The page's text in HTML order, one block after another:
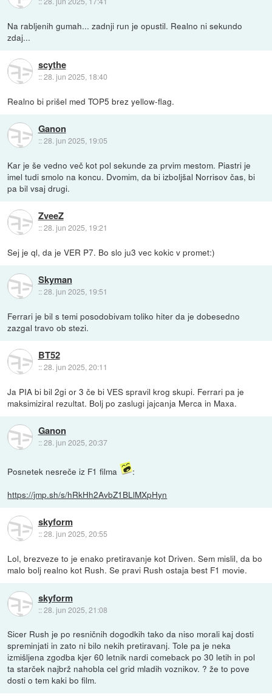
Na rabljenih gumah... zadnji run je opustil. Realno ni sekundo
zdaj...
scythe
::28. jun 2025, 18:40
Realno bi prišel med TOP5 brez yellow-flag.
Ganon
::28. jun 2025, 19:05
Kar je še vedno več kot pol sekunde za prvim mestom. Piastri je
imel tudi smolo na koncu. Dvomim, da bi izboljšal Norrisov čas, bi
pa bil vsaj drugi.
ZveeZ
::28. jun 2025, 19:21
Sej je ql, da je VER P7. Bo slo ju3 vec kokic v promet:)
Skyman
::28. jun 2025, 19:51
Ferrari je bil s temi posodobivam toliko hiter da je dobesedno
zazgal travo ob stezi.
BT52
::28. jun 2025, 20:11
Ja PIA bi bil 2gi or 3 če bi VES spravil krog skupi. Ferrari pa je
maksimiziral rezultat. Bolj po zaslugi jajcanja Merca in Maxa.
Ganon
::28. jun 2025, 20:37
Posnetek nesreče iz F1 filma
:
https://jmp.sh/s/hRkHh2AvbZ1BLlMXpHyn
skyform
::28. jun 2025, 20:55
Lol, brezveze to je enako pretiravanje kot Driven. Sem mislil, da bo
malo bolj realno kot Rush. Se pravi Rush ostaja best F1 movie.
skyform
::28. jun 2025, 21:08
Sicer Rush je po resničnih dogodkih tako da niso morali kaj dosti
spreminjati in zato ni bilo nekih pretiravanj. Tole pa je neka
izmišljena zgodba kjer 60 letnik nardi comeback po 30 letih in pol
ta starček najbrž nahobla cel grid mladih voznikov. ? že to pove
dosti o tem kaki bo film.